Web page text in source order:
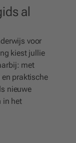
al
voor
kiest jullie
met
en praktische
nieuwe
in het